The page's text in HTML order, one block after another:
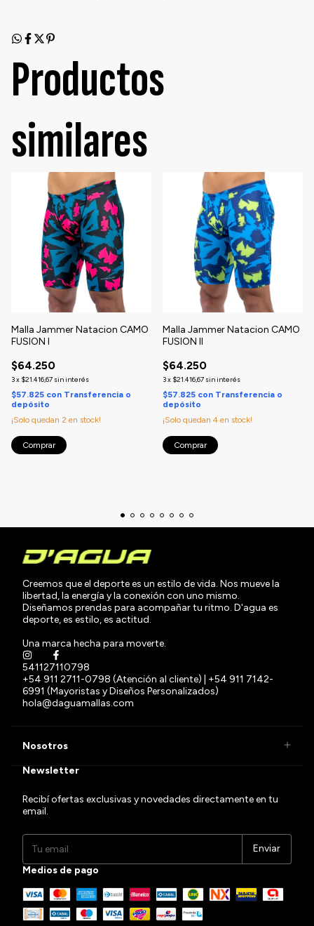
Productos
similares
Malla Jammer Natacion CAMO
FUSION I
$64.250
3x $21.416,67 sin interés
$57.825 con Transferencia o
depósito
¡Solo quedan 2 en stock!
Comprar
Malla Jammer Natacion CAMO
FUSION II
$64.250
3x $21.416,67 sin interés
$57.825 con Transferencia o
depósito
¡Solo quedan 4 en stock!
Comprar
Creemos que el deporte es un estilo de vida. Nos mueve la
libertad, la energía y la conexión con uno mismo.
Diseñamos prendas para acompañar tu ritmo. D'agua es
deporte, es estilo, es actitud.
Una marca hecha para moverte.
541127110798
+54 911 2711-0798 (Atención al cliente) | +54 911 7142-
6991 (Mayoristas y Diseños Personalizados)
hola@daguamallas.com
Nosotros
Newsletter
Recibí ofertas exclusivas y novedades directamente en tu
email.
Medios de pago